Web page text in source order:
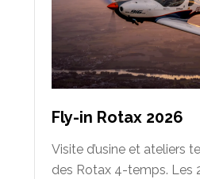
Fly-in Rotax 2026
Visite d’usine et ateliers
des Rotax 4-temps. Les